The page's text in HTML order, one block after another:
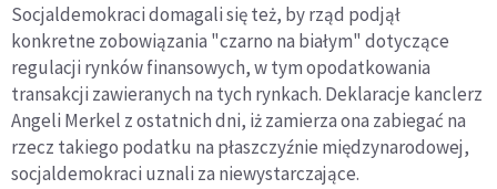
Socjaldemokraci domagali się też, by rząd podjął
konkretne zobowiązania "czarno na białym" dotyczące
regulacji rynków finansowych, w tym opodatkowania
transakcji zawieranych na tych rynkach. Deklaracje kanclerz
Angeli Merkel z ostatnich dni, iż zamierza ona zabiegać na
rzecz takiego podatku na płaszczyźnie międzynarodowej,
socjaldemokraci uznali za niewystarczające.